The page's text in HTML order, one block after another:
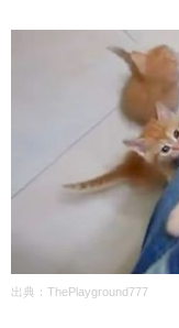
出典： ThePlayground777